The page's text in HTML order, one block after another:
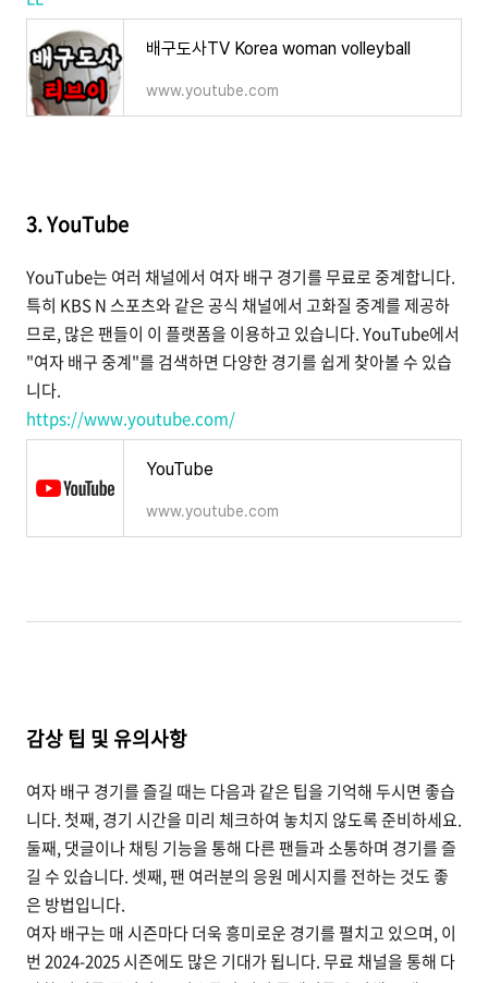
배구도사TV Korea woman volleyball
www.youtube.com
3. YouTube
YouTube는 여러 채널에서 여자 배구 경기를 무료로 중계합니다.
특히 KBS N 스포츠와 같은 공식 채널에서 고화질 중계를 제공하
므로, 많은 팬들이 이 플랫폼을 이용하고 있습니다. YouTube에서
"여자 배구 중계"를 검색하면 다양한 경기를 쉽게 찾아볼 수 있습
니다.
https://www.youtube.com/
YouTube
www.youtube.com
감상 팁 및 유의사항
여자 배구 경기를 즐길 때는 다음과 같은 팁을 기억해 두시면 좋습
니다. 첫째, 경기 시간을 미리 체크하여 놓치지 않도록 준비하세요.
둘째, 댓글이나 채팅 기능을 통해 다른 팬들과 소통하며 경기를 즐
길 수 있습니다. 셋째, 팬 여러분의 응원 메시지를 전하는 것도 좋
은 방법입니다.
여자 배구는 매 시즌마다 더욱 흥미로운 경기를 펼치고 있으며, 이
번 2024-2025 시즌에도 많은 기대가 됩니다. 무료 채널을 통해 다